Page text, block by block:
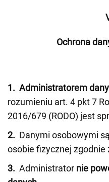
Ochrona
1. Administratorem
rozumieniu art. 4 pkt 7
2016/679 (RODO) jest
2. Danymi osobowymi
osobie fizycznej zgodnie
3. Administrator nie